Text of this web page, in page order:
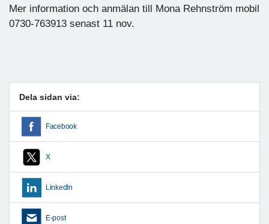
Mer information och anmälan till Mona Rehnström mobil
0730-763913 senast 11 nov.
Dela sidan via:
Facebook
X
LinkedIn
E-post